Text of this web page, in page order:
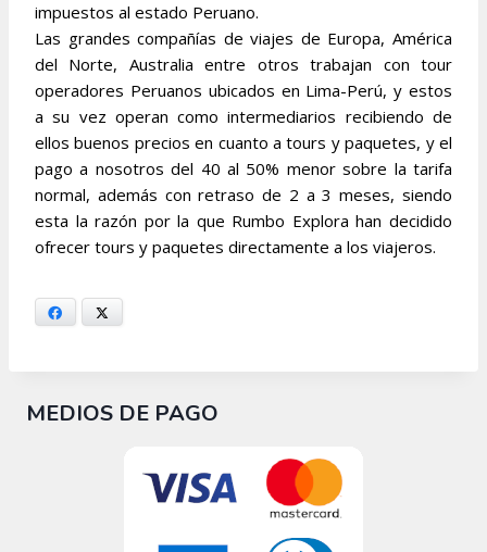
impuestos al estado Peruano.
Las grandes compañías de viajes de Europa, América
del Norte, Australia entre otros trabajan con tour
operadores Peruanos ubicados en Lima-Perú, y estos
a su vez operan como intermediarios recibiendo de
ellos buenos precios en cuanto a tours y paquetes, y el
pago a nosotros del 40 al 50% menor sobre la tarifa
normal, además con retraso de 2 a 3 meses, siendo
esta la razón por la que Rumbo Explora han decidido
ofrecer tours y paquetes directamente a los viajeros.
Facebook
MEDIOS DE PAGO